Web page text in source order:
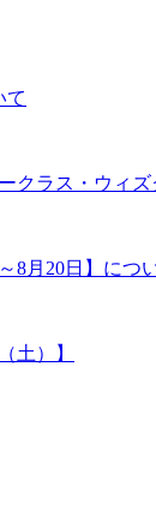
て
クラス・ウィ
8月20日】につ
土）】